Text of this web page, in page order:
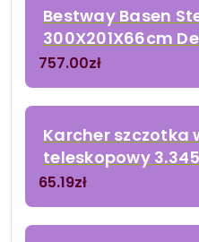
Bestway Basen
300X201X66cm
757.00zł
Karcher szczotka
teleskopowy
65.19zł